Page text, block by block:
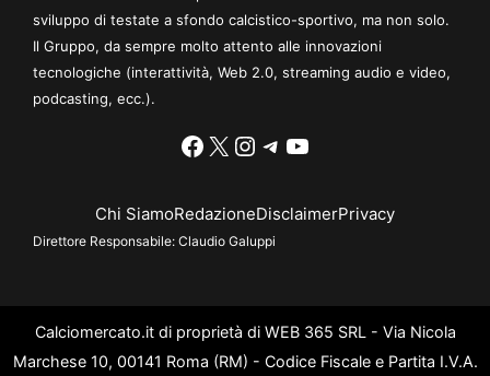
sviluppo di testate a sfondo calcistico-sportivo, ma non solo.
Il Gruppo, da sempre molto attento alle innovazioni
tecnologiche (interattività, Web 2.0, streaming audio e video,
podcasting, ecc.).
Facebook
X Instagram
Telegram
YouTube
Chi SiamoRedazioneDisclaimerPrivacy
Direttore Responsabile: Claudio Galuppi
Calciomercato.it di proprietà di WEB 365 SRL - Via Nicola
Marchese 10, 00141 Roma (RM) - Codice Fiscale e Partita I.V.A.